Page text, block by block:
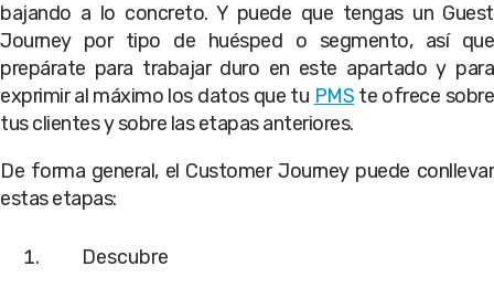
bajando a lo concreto. Y puede que tengas un Guest
Journey por tipo de huésped o segmento, así que
prepárate para trabajar duro en este apartado y para
exprimir al máximo los datos que tu PMS te ofrece sobre
tus clientes y sobre las etapas anteriores.
De forma general, el Customer Journey puede conllevar
estas etapas:
Descubre